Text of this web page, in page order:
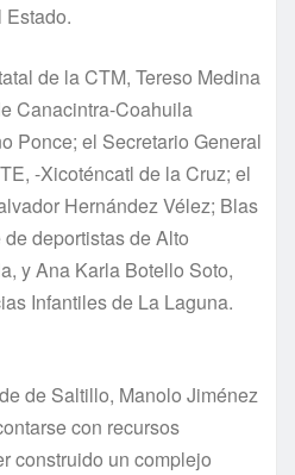
de la CTM, Tereso Medina
Canacintra-Coahuila
Ponce; el Secretario General
-Xicoténcatl de la Cruz; el
Hernández Vélez; Blas
deportistas de Alto
y Ana Karla Botello Soto,
Infantiles de La Laguna.
de Saltillo, Manolo Jiménez
con recursos
construido un complejo